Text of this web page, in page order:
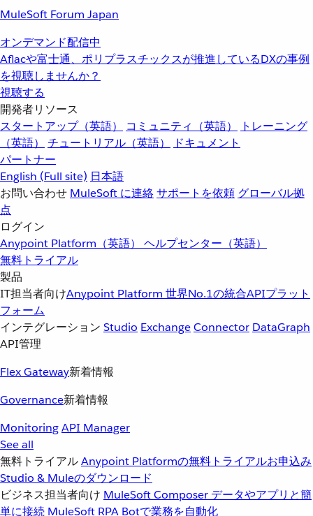
MuleSoft Forum Japan
オンデマンド配信中
Aflacや富士通、ポリプラスチックスが推進しているDXの事例
を視聴しませんか？
視聴する
開発者リソース
スタートアップ（英語）
コミュニティ（英語）
トレーニング
（英語）
チュートリアル（英語）
ドキュメント
パートナー
English (Full site) 日本語
お問い合わせ MuleSoft に連絡サポートを依頼 グローバル拠
点
ログイン
Anypoint Platform（英語） ヘルプセンター（英語）
無料トライアル
製品
IT担当者向けAnypoint Platform 世界No.1の統合APIプラット
フォーム
インテグレーション Studio ExchangeConnector DataGraph
API管理
Flex Gateway新着情報
Governance新着情報
MonitoringAPI Manager
See all
無料トライアルAnypoint Platformの無料トライアルお申込み
Studio & Muleのダウンロード
ビジネス担当者向け MuleSoft Composer データやアプリと簡
単に接続 MuleSoft RPA Botで業務を自動化